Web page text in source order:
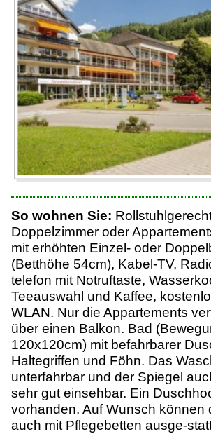
So wohnen Sie:
Doppelzimmer oder
mit erhöhten Einzel- oder
(Betthöhe 54cm), Kabel-TV,
telefon mit Notruftaste,
Teeauswahl und Kaffee,
WLAN. Nur die Appartements
über einen Balkon. Bad
120x120cm) mit befahrbarer
Haltegriffen und Föhn. Das
unterfahrbar und der Spiegel
sehr gut einsehbar. Ein
vorhanden. Auf Wunsch können
auch mit Pflegebetten ausge-